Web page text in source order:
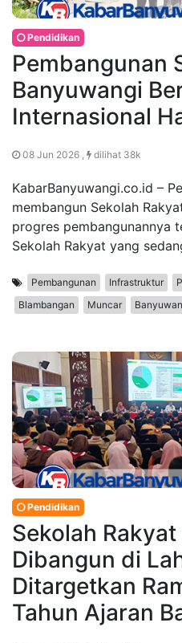
Pendidikan
Pembangunan
Banyuwangi
Internasional
08 Jun 2026 , dilihat 38k
KabarBanyuwangi.co.id –
membangun Sekolah
progres pembangunannya
Sekolah Rakyat yang
Pembangunan Infrastruktur
Blambangan
Muncar
Pendidikan
Sekolah
Dibangun di
Ditargetkan
Tahun Ajaran